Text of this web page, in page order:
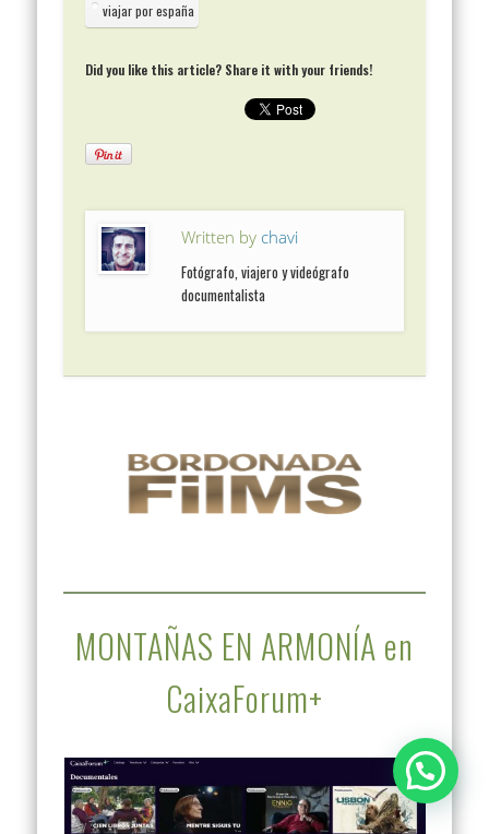
viajar por españa
Did you like this article? Share it with your friends!
Written by chavi
Fotógrafo, viajero y videógrafo
documentalista
MONTAÑAS EN ARMONÍA en
CaixaForum+